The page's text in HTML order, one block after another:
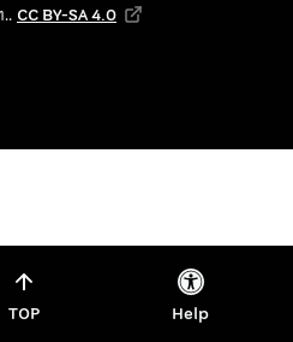
CC BY-SA 4.0
Creative Commons Attribution-
TOP Help